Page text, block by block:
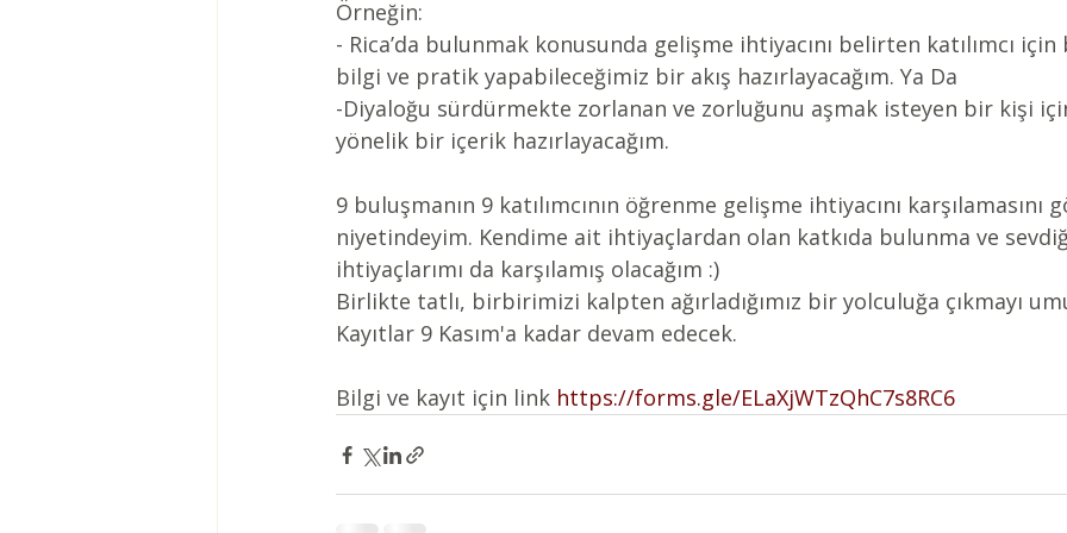
Örneğin:
- Rica’da bulunmak konusunda gelişme ihtiyacını belirten katılımcı
bilgi ve pratik yapabileceğimiz bir akış hazırlayacağım. Ya Da
-Diyaloğu sürdürmekte zorlanan ve zorluğunu aşmak isteyen bir kişi
yönelik bir içerik hazırlayacağım.
9 buluşmanın 9 katılımcının öğrenme gelişme ihtiyacını karşılamasını
niyetindeyim. Kendime ait ihtiyaçlardan olan katkıda bulunma ve
ihtiyaçlarımı da karşılamış olacağım :)
Birlikte tatlı, birbirimizi kalpten ağırladığımız bir yolculuğa çıkmayı
Kayıtlar 9 Kasım'a kadar devam edecek.
Bilgi ve kayıt için link https://forms.gle/ELaXjWTzQhC7s8RC6